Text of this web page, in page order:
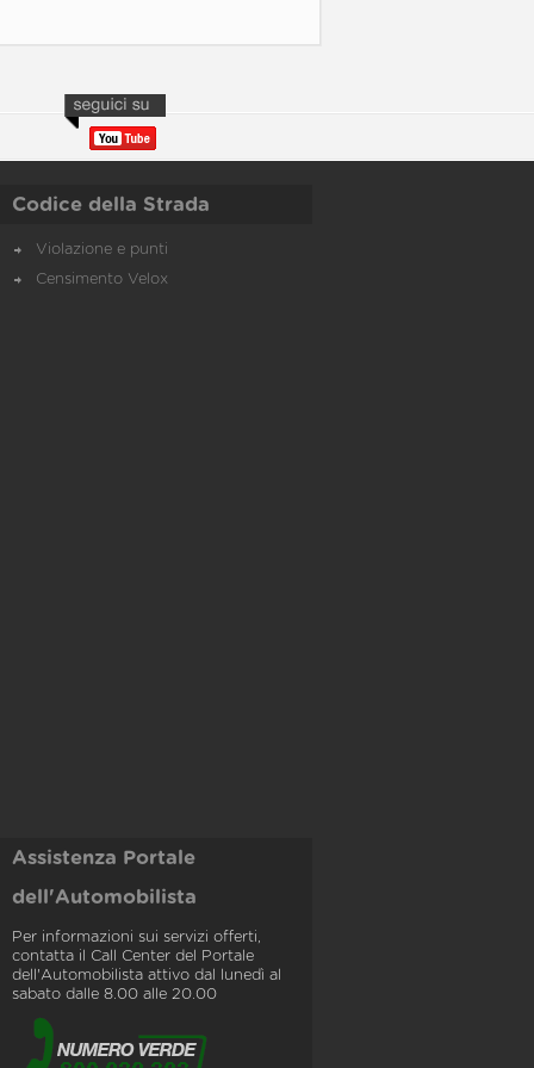
Codice della Strada
Violazione e punti
Censimento Velox
Assistenza Portale
dell'Automobilista
Per informazioni sui servizi offerti,
contatta il Call Center del Portale
dell'Automobilista attivo dal lunedì al
sabato dalle 8.00 alle 20.00